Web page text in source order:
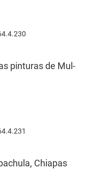
pinturas de Mul-
Chiapas